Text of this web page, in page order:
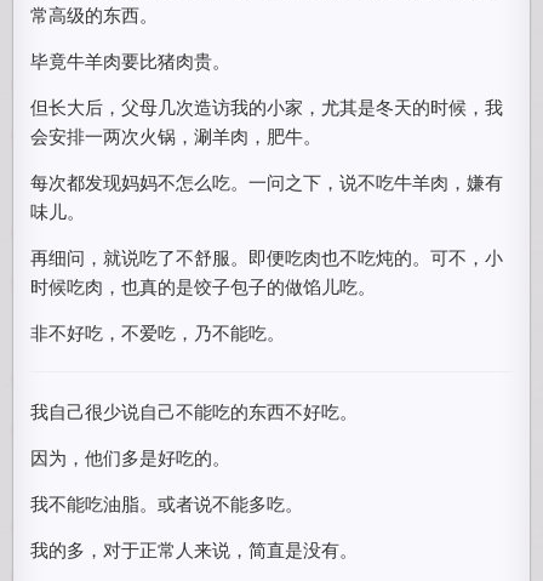
常高级的东西。
毕竟牛羊肉要比猪肉贵。
但长大后，父母几次造访我的小家，尤其是冬天的时候，我
会安排一两次火锅，涮羊肉，肥牛。
每次都发现妈妈不怎么吃。一问之下，说不吃牛羊肉，嫌有
味儿。
再细问，就说吃了不舒服。即便吃肉也不吃炖的。可不，小
时候吃肉，也真的是饺子包子的做馅儿吃。
非不好吃，不爱吃，乃不能吃。
我自己很少说自己不能吃的东西不好吃。
因为，他们多是好吃的。
我不能吃油脂。或者说不能多吃。
我的多，对于正常人来说，简直是没有。